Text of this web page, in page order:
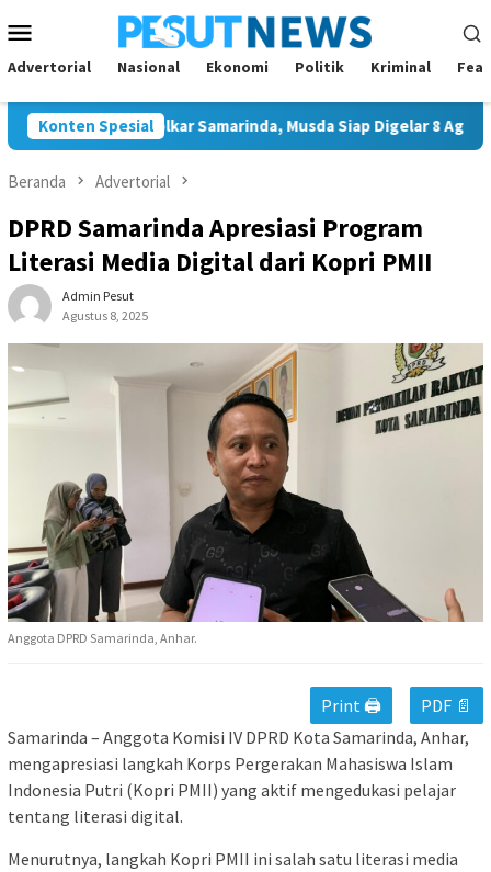
ke
kontenMobile
Advertorial Nasional Ekonomi Politik Kriminal
Konten Spesial
Ketua Golkar Samarinda, Musda Siap Digelar 8 Agustus 2026
Beranda Advertorial
DPRD Samarinda Apresiasi Program
Literasi Media Digital dari Kopri PMII
Admin Pesut
Agustus 8, 2025
Anggota DPRD Samarinda, Anhar.
Print 🖨
PDF 📄
Samarinda – Anggota Komisi IV DPRD Kota Samarinda, Anhar,
mengapresiasi langkah Korps Pergerakan Mahasiswa Islam
Indonesia Putri (Kopri PMII) yang aktif mengedukasi pelajar
tentang literasi digital.
Menurutnya, langkah Kopri PMII ini salah satu literasi media